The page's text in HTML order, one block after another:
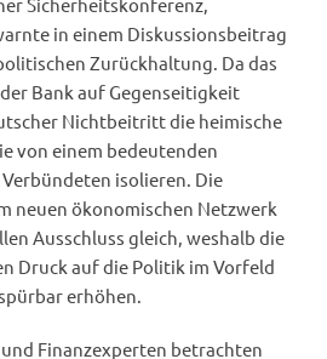
in einem Diskussionsbeitrag
Zurückhaltung. Da das
Bank auf Gegenseitigkeit
Nichtbeitritt die heimische
von einem bedeutenden
isolieren. Die
neuen ökonomischen Netzwerk
Ausschluss gleich, weshalb die
Druck auf die Politik im Vorfeld
erhöhen.
Finanzexperten betrachten